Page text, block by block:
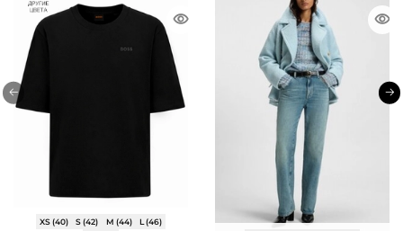
XS (40) S (42) M (44)
L (46)